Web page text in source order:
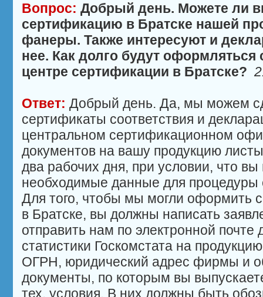
Вопрос: Добрый день. Можете ли
сертификацию в Братске нашей
фанеры. Также интересуют и
нее. Как долго будут
центре сертификации в Братске?
Ответ: Добрый день. Да, мы можем
сертификаты соответствия и
центральном сертификационном
документов на вашу продукцию
два рабочих дня, при условии, что
необходимые данные для процедуры
Для того, чтобы мы могли оформить
в Братске, вы должны написать
отправить нам по электронной почте
статистики Госкомстата на
ОГРН, юридический адрес фирмы и
документы, по которым вы
тех. условия. В них должны быть